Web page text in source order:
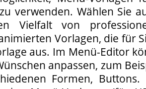
verwenden. Wählen Sie
Vielfalt von
Vorlagen, die für
aus. Im Menü-Editor
anpassen, zum
Formen,